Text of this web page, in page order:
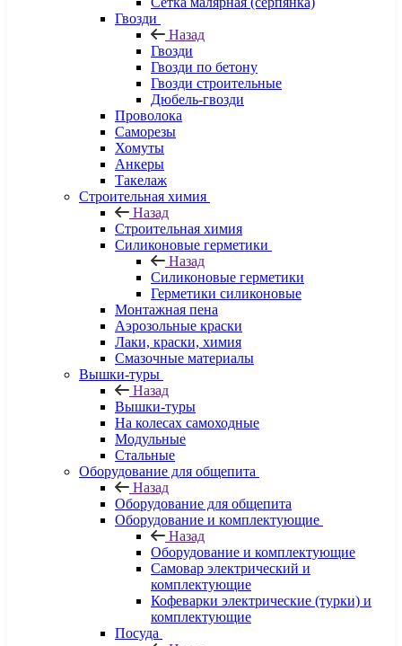
Гвозди
Назад
Гвозди
Гвозди по бетону
Гвозди строительные
Дюбель-гвозди
Проволока
Саморезы
Хомуты
Анкеры
Такелаж
Строительная химия
Назад
Строительная химия
Силиконовые герметики
Назад
Силиконовые герметики
Герметики силиконовые
Монтажная пена
Аэрозольные краски
Лаки, краски, химия
Смазочные материалы
Вышки-туры
Назад
Вышки-туры
На колесах самоходные
Модульные
Стальные
Оборудование для общепита
Назад
Оборудование для общепита
Оборудование и комплектующие
Назад
Оборудование и комплектующие
Самовар электрический и
комплектующие
Кофеварки электрические (турки) и
комплектующие
Посуда